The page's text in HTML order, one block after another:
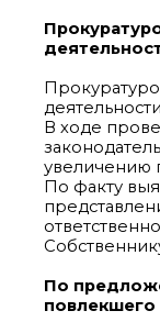
В ходе
увеличению
По факту
По
повлекшего